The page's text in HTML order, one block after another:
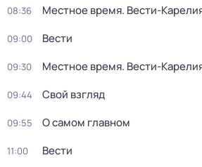
08:36 Местное время. Вести-
09:00 Вести
09:30 Местное время. Вести-
09:44 Свой взгляд
09:55 О самом главном
11:00 Вести